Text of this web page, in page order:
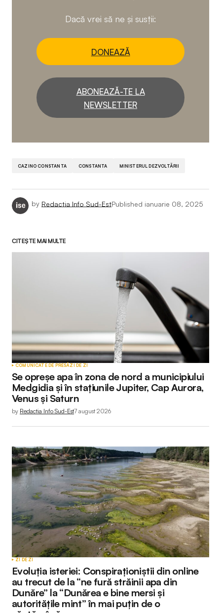
Dacă vrei să ne și susții:
DONEAZĂ
ABONEAZĂ-TE LA
NEWSLETTER
CAZINO CONSTANTA CONSTANTA MINISTERUL DEZVOLTĂRII
by Redactia Info Sud-EstPublished ianuarie 08, 2025
CITEȘTE MAI MULTE
COMUNICATE DE PRESĂZI DE ZI
Se opreșe apa în zona de nord a municipiului
Medgidia și în stațiunile Jupiter, Cap Aurora,
Venus și Saturn
by Redactia Info Sud-Est7 august 2026
ZI DE ZI
Evoluția isteriei: Conspiraționiștii din online
au trecut de la “ne fură străinii apa din
Dunăre” la “Dunărea e bine mersi și
autoritățile mint” în mai puțin de o